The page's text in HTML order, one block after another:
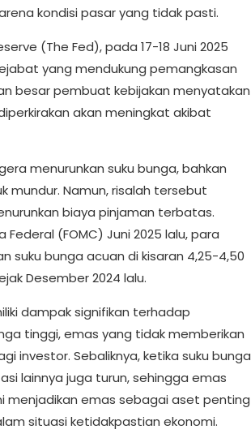
kondisi pasar yang tidak pasti.
(The Fed), pada 17-18 Juni 2025
yang mendukung pemangkasan
besar pembuat kebijakan menyatakan
akan meningkat akibat
menurunkan suku bunga, bahkan
mundur. Namun, risalah tersebut
biaya pinjaman terbatas.
(FOMC) Juni 2025 lalu, para
bunga acuan di kisaran 4,25-4,50
Desember 2024 lalu.
dampak signifikan terhadap
tinggi, emas yang tidak memberikan
investor. Sebaliknya, ketika suku bunga
lainnya juga turun, sehingga emas
menjadikan emas sebagai aset penting
situasi ketidakpastian ekonomi.